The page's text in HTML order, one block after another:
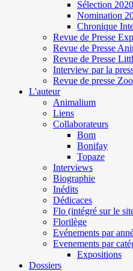
Sélection 2020
Nomination
Chronique
Revue de Presse
Revue de Presse
Revue de Presse
Interview par la
Revue de presse Zoo
L'auteur
Animalium
Liens
Collaborateurs
Bom
Bonifay
Topaze
Interviews
Biographie
Inédits
Dédicaces
Flo (intégré sur le
Florilège
Evénements par
Evenements par
Expositions
Dossiers